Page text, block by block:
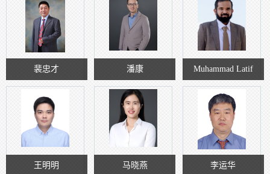
裴忠才 潘康 Muhammad Latif
王明明 马晓燕 李运华